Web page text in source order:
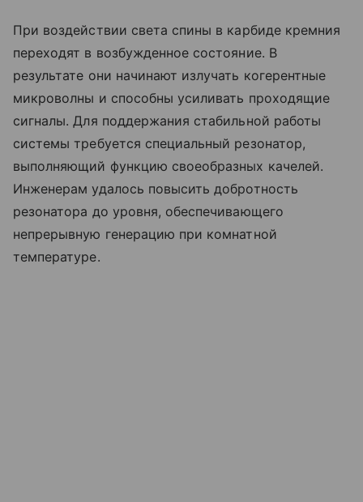
При воздействии света спины в карбиде кремния
переходят в возбужденное состояние. В
результате они начинают излучать когерентные
микроволны и способны усиливать проходящие
сигналы. Для поддержания стабильной работы
системы требуется специальный резонатор,
выполняющий функцию своеобразных качелей.
Инженерам удалось повысить добротность
резонатора до уровня, обеспечивающего
непрерывную генерацию при комнатной
температуре.